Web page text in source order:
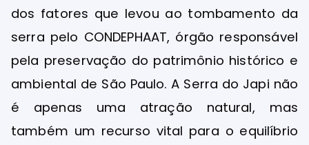
dos fatores que levou ao tombamento da
serra pelo CONDEPHAAT, órgão responsável
pela preservação do patrimônio histórico e
ambiental de São Paulo. A Serra do Japi não
é apenas uma atração natural, mas
também um recurso vital para o equilíbrio